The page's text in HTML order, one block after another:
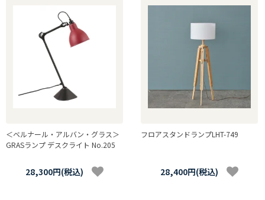
＜ベルナール・アルバン・グラス＞
GRASランプ デスクライト No.205
28,300円(税込)
フロアスタンドランプLHT-749
28,400円(税込)